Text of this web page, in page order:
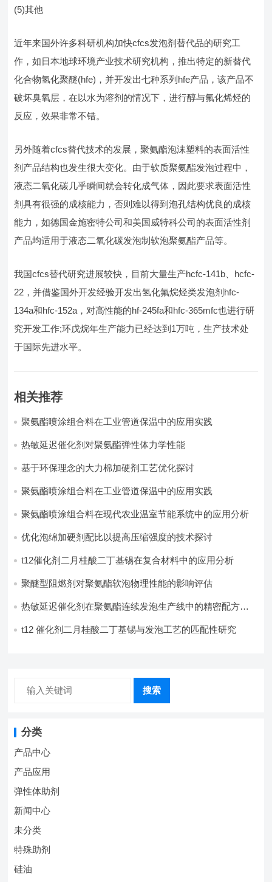
(5)其他
近年来国外许多科研机构加快cfcs发泡剂替代品的研究工
作，如日本地球环境产业技术研究机构，推出特定的新替代
化合物氢化聚醚(hfe)，并开发出七种系列hfe产品，该产品不
破坏臭氧层，在以水为溶剂的情况下，进行醇与氟化烯烃的
反应，效果非常不错。
另外随着cfcs替代技术的发展，聚氨酯泡沫塑料的表面活性
剂产品结构也发生很大变化。由于软质聚氨酯发泡过程中，
液态二氧化碳几乎瞬间就会转化成气体，因此要求表面活性
剂具有很强的成核能力，否则难以得到泡孔结构优良的成核
能力，如德国金施密特公司和美国威特科公司的表面活性剂
产品均适用于液态二氧化碳发泡制软泡聚氨酯产品等。
我国cfcs替代研究进展较快，目前大量生产hcfc-141b、hcfc-
22，并借鉴国外开发经验开发出氢化氟烷烃类发泡剂hfc-
134a和hfc-152a，对高性能的hf-245fa和hfc-365mfc也进行研
究开发工作;环戊烷年生产能力已经达到1万吨，生产技术处
于国际先进水平。
相关推荐
聚氨酯喷涂组合料在工业管道保温中的应用实践
热敏延迟催化剂对聚氨酯弹性体力学性能
基于环保理念的大力棉加硬剂工艺优化探讨
聚氨酯喷涂组合料在工业管道保温中的应用实践
聚氨酯喷涂组合料在现代农业温室节能系统中的应用分析​
优化泡绵加硬剂配比以提高压缩强度的技术探讨
t12催化剂二月桂酸二丁基锡在复合材料中的应用分析
聚醚型阻燃剂对聚氨酯软泡物理性能的影响评估​
热敏延迟催化剂在聚氨酯连续发泡生产线中的精密配方设
t12 催化剂二月桂酸二丁基锡与发泡工艺的匹配性研究
搜索
分类
产品中心
产品应用
弹性体助剂
新闻中心
未分类
特殊助剂
硅油